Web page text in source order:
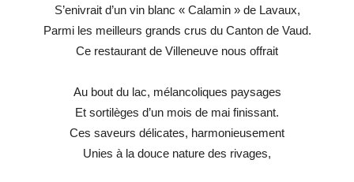
S’enivrait d’un vin blanc « Calamin » de Lavaux,
Parmi les meilleurs grands crus du Canton de Vaud.
Ce restaurant de Villeneuve nous offrait
Au bout du lac, mélancoliques paysages
Et sortilèges d’un mois de mai finissant.
Ces saveurs délicates, harmonieusement
Unies à la douce nature des rivages,